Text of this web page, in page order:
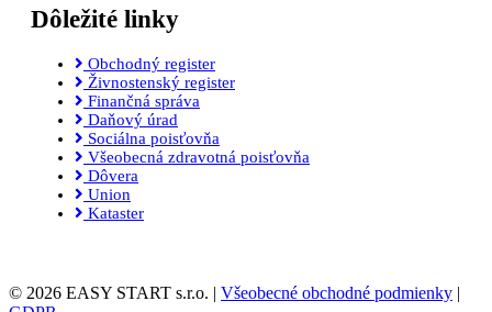
Dôležité linky
Obchodný register
Živnostenský register
Finančná správa
Daňový úrad
Sociálna poisťovňa
Všeobecná zdravotná poisťovňa
Dôvera
Union
Kataster
© 2026 EASY START s.r.o. | Všeobecné obchodné podmienky |